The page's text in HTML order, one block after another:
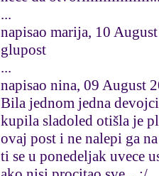
...
napisao marija, 10
glupost
...
napisao nina, 09 August
Bila jednom jedna
kupila sladoled otišla je
ovaj post i ne nalepi ga
ti se u ponedeljak uvece